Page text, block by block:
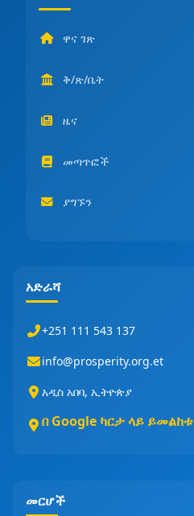
ዋና ገጽ
ቅ/ጽ/ቤት
ዜና
መጣጥፎች
ያግኙን
አድራሻ
+251 111 543 137
info@prosperity.org.et
አዲስ አበባ, ኢትዮጵያ
በ Google ካርታ ላይ ይመልከቱ
መርሆች